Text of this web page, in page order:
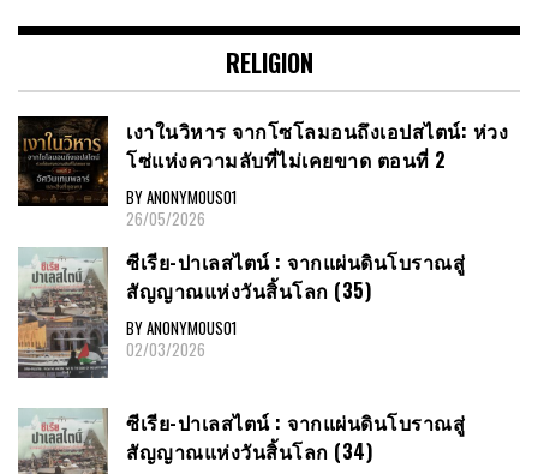
RELIGION
เงาในวิหาร จากโซโลมอนถึงเอปสไตน์: ห่วง
โซ่แห่งความลับที่ไม่เคยขาด ตอนที่ 2
BY ANONYMOUS01
26/05/2026
ซีเรีย​-ปาเลสไตน์​ : จากแผ่นดินโบราณสู่
สัญญาณ​แห่งวันสิ้นโลก​ (35)
BY ANONYMOUS01
02/03/2026
ซีเรีย​-ปาเลสไตน์​ : จากแผ่นดินโบราณสู่
สัญญาณ​แห่งวันสิ้นโลก​ (34)